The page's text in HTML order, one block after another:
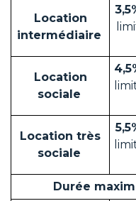
Location
intermédiaire
Location
sociale
Location très
sociale
Durée